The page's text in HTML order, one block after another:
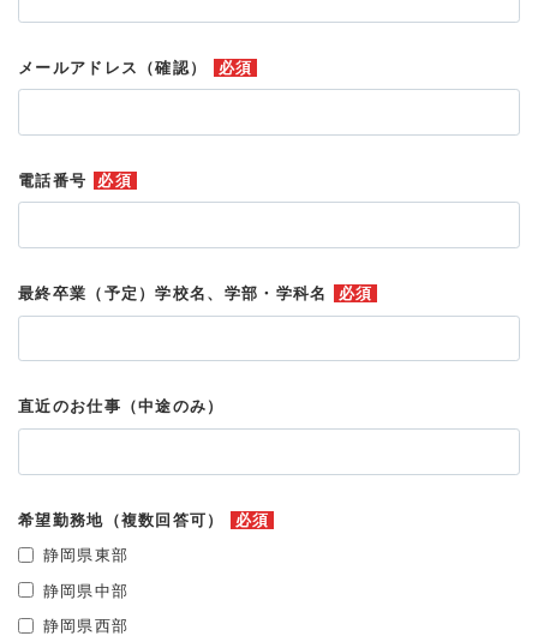
メールアドレス（確認） 必須
電話番号 必須
最終卒業（予定）学校名、学部・学科名 必須
直近のお仕事（中途のみ）
希望勤務地（複数回答可）
必須
静岡県東部
静岡県中部
静岡県西部